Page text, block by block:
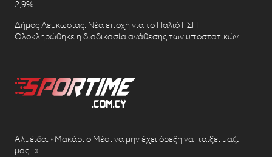
2,9%
Δήμος Λευκωσίας: Νέα εποχή για το Παλιό ΓΣΠ –
Ολοκληρώθηκε η διαδικασία ανάθεσης των υποστατικών
Αλμέιδα: «Μακάρι ο Μέσι να μην έχει όρεξη να παίξει μαζί
μας…»